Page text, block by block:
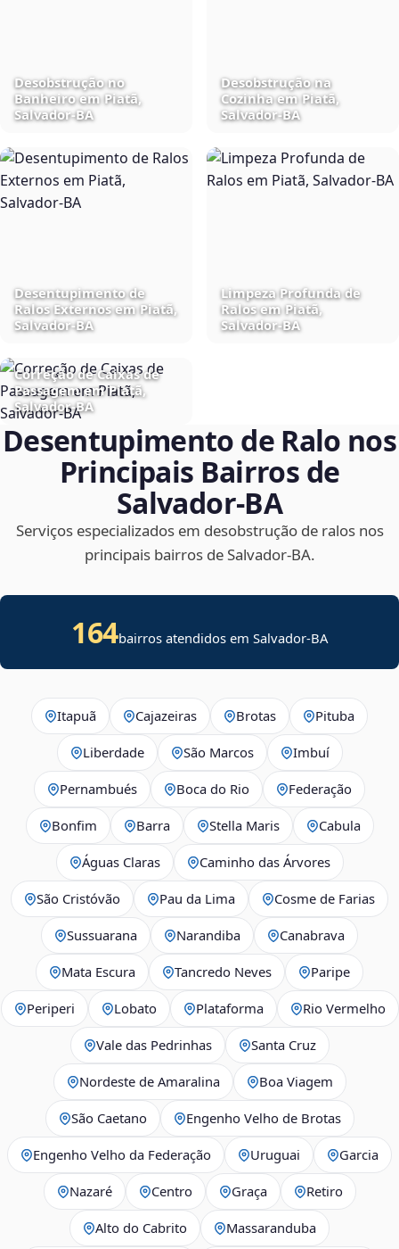
Desobstrução no
Banheiro em Piatã,
Salvador‑BA
Desobstrução na
Cozinha em Piatã,
Salvador‑BA
Desentupimento de
Ralos Externos em Piatã,
Salvador‑BA
Limpeza Profunda de
Ralos em Piatã,
Salvador‑BA
Correção de Caixas de
Passagem em Piatã,
Salvador‑BA
Desentupimento de Ralo nos
Principais Bairros de
Salvador‑BA
Serviços especializados em desobstrução de ralos nos
principais bairros de Salvador‑BA.
164bairros atendidos em Salvador-BA
Itapuã Cajazeiras Brotas Pituba
Liberdade São Marcos Imbuí
Pernambués Boca do Rio Federação
Bonfim Barra Stella Maris Cabula
Águas Claras Caminho das Árvores
São Cristóvão Pau da Lima Cosme de Farias
Sussuarana Narandiba Canabrava
Mata Escura Tancredo Neves Paripe
Periperi Lobato Plataforma Rio Vermelho
Vale das Pedrinhas Santa Cruz
Nordeste de Amaralina Boa Viagem
São Caetano Engenho Velho de Brotas
Engenho Velho da Federação Uruguai Garcia
Nazaré Centro Graça Retiro
Alto do Cabrito Massaranduba